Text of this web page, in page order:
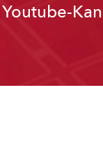
Youtube-